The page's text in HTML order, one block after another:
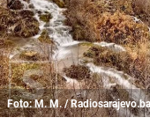
Foto: M. M. /